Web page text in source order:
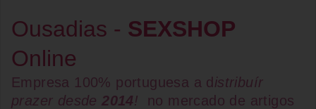
Ousadias - SEXSHOP
Online
Empresa 100% portuguesa a d istribuír
prazer desde2014!
no mercado de artigos